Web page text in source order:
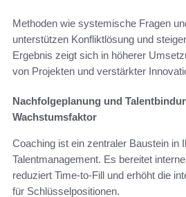
Methoden wie systemische Fragen
unterstützen Konfliktlösung und
Ergebnis zeigt sich in höherer
von Projekten und verstärkter
Nachfolgeplanung und
Wachstumsfaktor
Coaching ist ein zentraler Baustein in
Talentmanagement. Es bereitet
reduziert Time-to-Fill und erhöht die
für Schlüsselpositionen.